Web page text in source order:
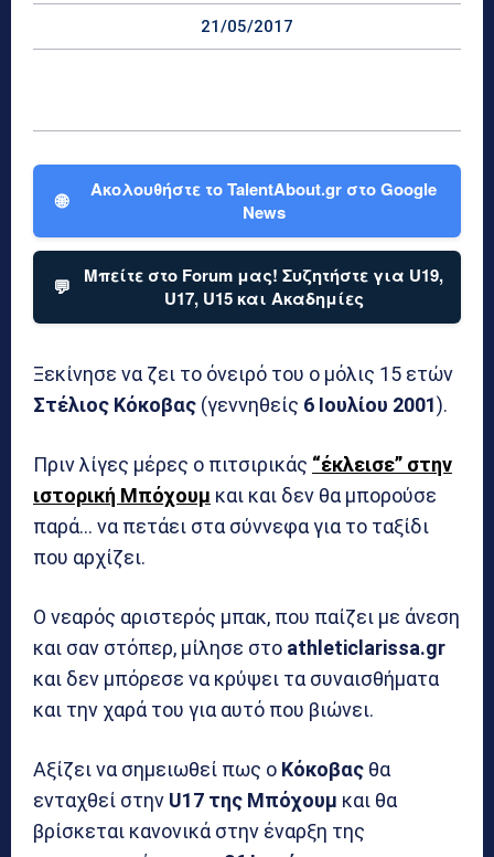
21/05/2017
🌐
Ακολουθήστε το TalentAbout.gr στο Google
News
💬
Μπείτε στο Forum μας! Συζητήστε για U19,
U17, U15 και Ακαδημίες
Ξεκίνησε να ζει το όνειρό του ο μόλις 15 ετών
Στέλιος Κόκοβας (γεννηθείς 6 Ιουλίου 2001).
Πριν λίγες μέρες ο πιτσιρικάς “έκλεισε” στην
ιστορική Μπόχουμ και και δεν θα μπορούσε
παρά… να πετάει στα σύννεφα για το ταξίδι
που αρχίζει.
Ο νεαρός αριστερός μπακ, που παίζει με άνεση
και σαν στόπερ, μίλησε στο athleticlarissa.gr
και δεν μπόρεσε να κρύψει τα συναισθήματα
και την χαρά του για αυτό που βιώνει.
Αξίζει να σημειωθεί πως ο Κόκοβας θα
ενταχθεί στην U17 της Μπόχουμ και θα
βρίσκεται κανονικά στην έναρξη της